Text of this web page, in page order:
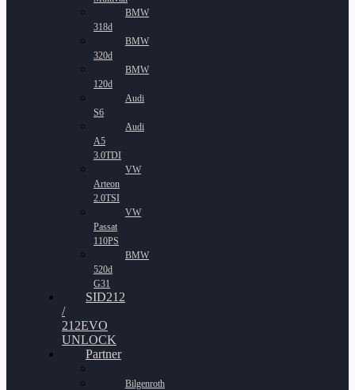
BMW
318d
BMW
320d
BMW
120d
Audi
S6
Audi
A5
3.0TDI
VW
Arteon
2.0TSI
VW
Passat
110PS
BMW
520d
G31
SID212
/
212EVO
UNLOCK
Partner
Bilgenroth